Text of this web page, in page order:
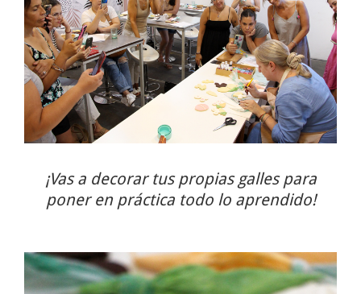
¡Vas a decorar tus propias galles para
poner en práctica todo lo aprendido!